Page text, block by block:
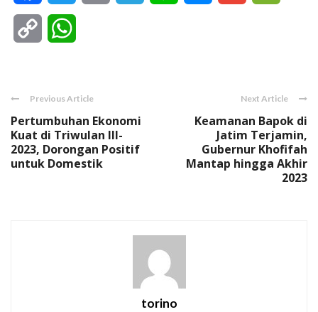
Copy
Previous Article
Pertumbuhan Ekonomi
Kuat di Triwulan III-
2023, Dorongan Positif
untuk Domestik
Next Article
Keamanan Bapok di
Jatim Terjamin,
Gubernur Khofifah
Mantap hingga Akhir
2023
torino